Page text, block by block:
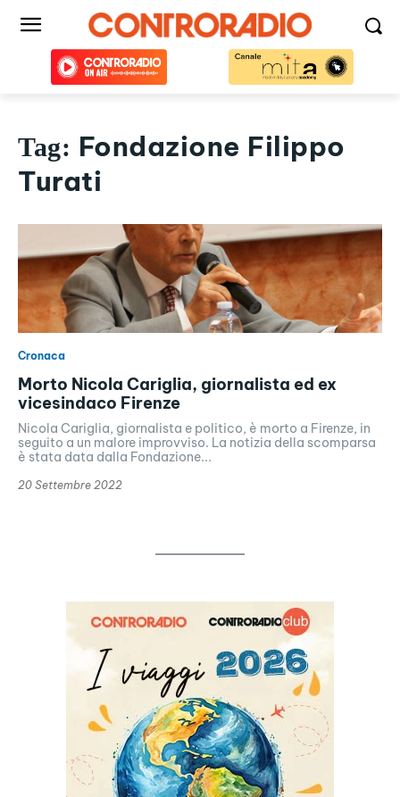
Tag: Fondazione Filippo
Turati
Cronaca
Morto Nicola Cariglia, giornalista ed ex
vicesindaco Firenze
Nicola Cariglia, giornalista e politico, è morto a Firenze, in
seguito a un malore improvviso. La notizia della scomparsa
è stata data dalla Fondazione...
20 Settembre 2022